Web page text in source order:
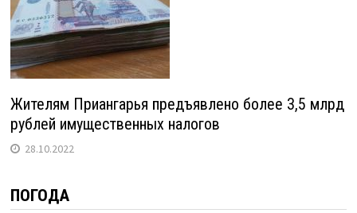
Жителям Приангарья предъявлено более 3,5 млрд
рублей имущественных налогов
28.10.2022
ПОГОДА